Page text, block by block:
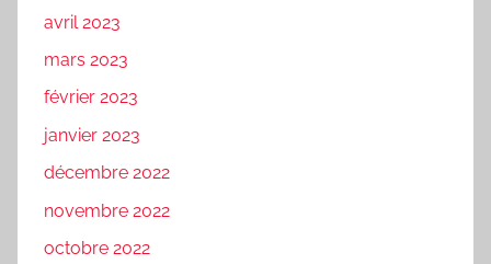
avril 2023
mars 2023
février 2023
janvier 2023
décembre 2022
novembre 2022
octobre 2022